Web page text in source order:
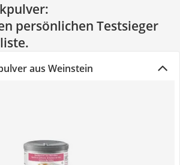
persönlichen Testsieger
aus Weinstein